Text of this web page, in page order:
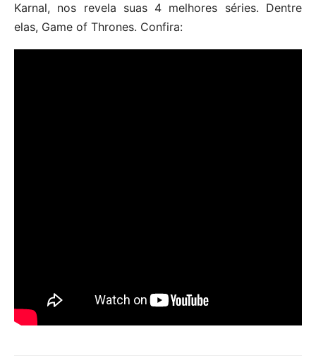
Karnal, nos revela suas 4 melhores séries. Dentre
elas, Game of Thrones. Confira: